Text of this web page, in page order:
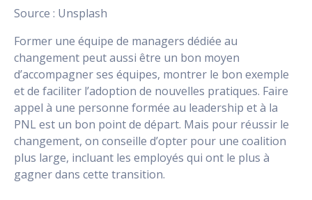
Source : Unsplash
Former une équipe de managers dédiée au
changement peut aussi être un bon moyen
d’accompagner ses équipes, montrer le bon exemple
et de faciliter l’adoption de nouvelles pratiques. Faire
appel à une personne formée au leadership et à la
PNL est un bon point de départ. Mais pour réussir le
changement, on conseille d’opter pour une coalition
plus large, incluant les employés qui ont le plus à
gagner dans cette transition.